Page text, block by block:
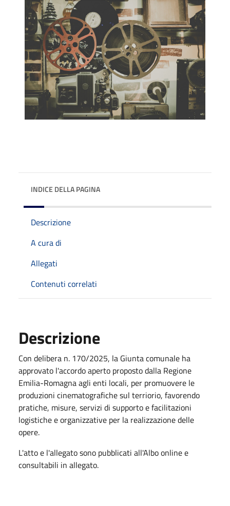
INDICE DELLA PAGINA
Descrizione
A cura di
Allegati
Contenuti correlati
Descrizione
Con delibera n. 170/2025, la Giunta comunale ha
approvato l'accordo aperto proposto dalla Regione
Emilia-Romagna agli enti locali, per promuovere le
produzioni cinematografiche sul terriorio, favorendo
pratiche, misure, servizi di supporto e facilitazioni
logistiche e organizzative per la realizzazione delle
opere.
L'atto e l'allegato sono pubblicati all'Albo online e
consultabili in allegato.